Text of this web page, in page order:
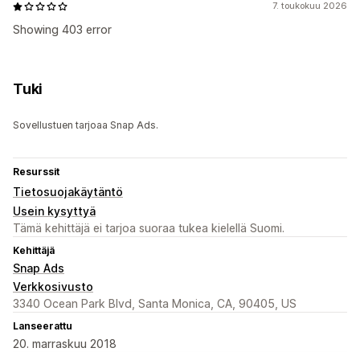
7. toukokuu 2026
Showing 403 error
Tuki
Sovellustuen tarjoaa Snap Ads.
Resurssit
Tietosuojakäytäntö
Usein kysyttyä
Tämä kehittäjä ei tarjoa suoraa tukea kielellä Suomi.
Kehittäjä
Snap Ads
Verkkosivusto
3340 Ocean Park Blvd, Santa Monica, CA, 90405, US
Lanseerattu
20. marraskuu 2018